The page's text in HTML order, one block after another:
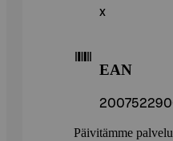
x
EAN
Päivitämme